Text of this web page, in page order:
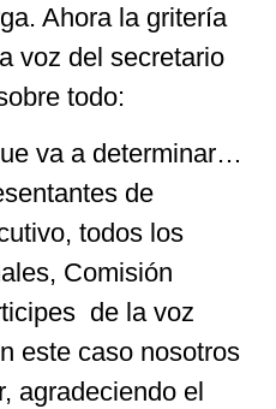
Ahora la gritería
voz del secretario
todo:
va a determinar…
de
todos los
Comisión
de la voz
este caso nosotros
agradeciendo el